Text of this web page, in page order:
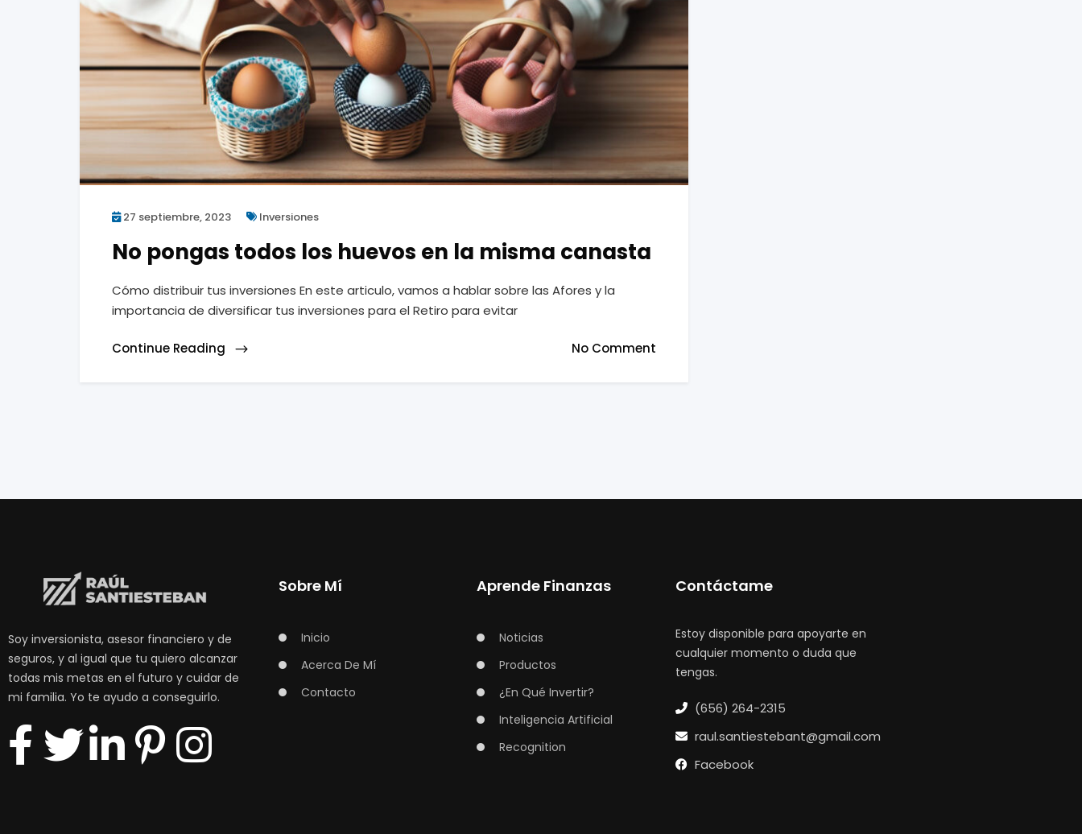
27 septiembre, 2023 Inversiones
No pongas todos los huevos en la misma canasta
Cómo distribuir tus inversiones En este articulo, vamos a hablar sobre las Afores y la
importancia de diversificar tus inversiones para el Retiro para evitar
Continue Reading No Comment
Soy inversionista, asesor financiero y de
seguros, y al igual que tu quiero alcanzar
todas mis metas en el futuro y cuidar de
mi familia. Yo te ayudo a conseguirlo.
Sobre Mí
Inicio
Acerca De Mí
Contacto
Aprende Finanzas
Noticias
Productos
¿En Qué Invertir?
Inteligencia Artificial
Recognition
Contáctame
Estoy disponible para apoyarte en
cualquier momento o duda que
tengas.
(656) 264-2315
raul.santiestebant@gmail.com
Facebook